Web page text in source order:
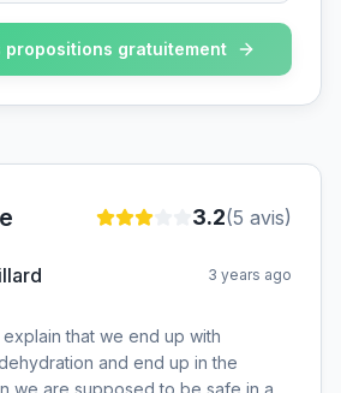
propositions gratuitement
3.2(5 avis)
3 years ago
that we end up with
and end up in the
we are supposed to be safe in a